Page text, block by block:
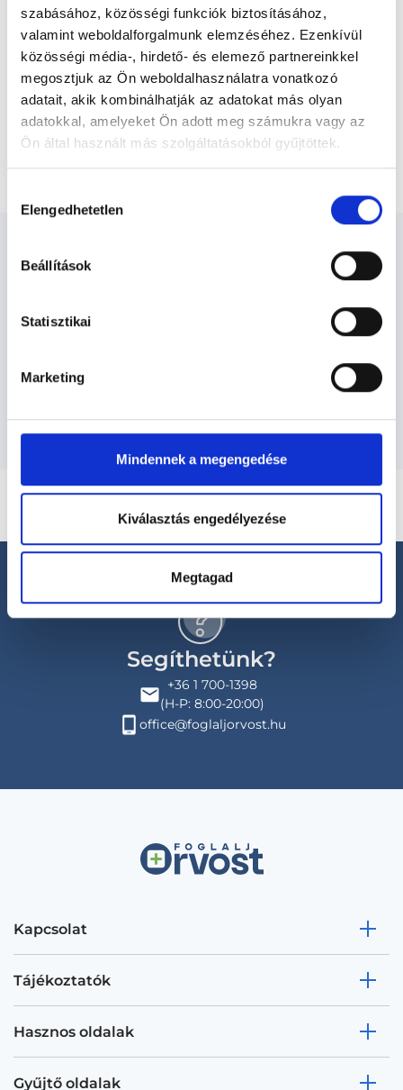
szabásához, közösségi funkciók biztosításához,
valamint weboldalforgalmunk elemzéséhez. Ezenkívül
közösségi média-, hirdető- és elemező partnereinkkel
megosztjuk az Ön weboldalhasználatra vonatkozó
adatait, akik kombinálhatják az adatokat más olyan
adatokkal, amelyeket Ön adott meg számukra vagy az
Ön által használt más szolgáltatásokból gyűjtöttek.
szabályzat:https://foglaljorvost.hu/info/foglaljorvost-
kiválasztása
Elengedhetetlen
Beállítások
Statisztikai
Marketing
Mindennek a megengedése
Kiválasztás engedélyezése
Megtagad
szolgáltató szakorvosa az első részvizsgáig, utána pedig a
szakorvosjelölt önállóan láthat el feladatokat. A foglaljorvost.hu
és szakorvosjelölt esetén.
Főoldal Lézersebész
Lézersebész - Lézersebészet
Szolgáltatások
Segíthetünk?
+36 1 700-1398
(H-P: 8:00-20:00)
office@foglaljorvost.hu
Kapcsolat
Tájékoztatók
Hasznos oldalak
Gyűjtő oldalak